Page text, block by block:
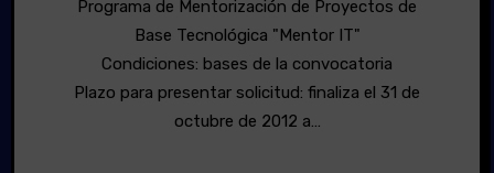
Programa de Mentorización de Proyectos de
Base Tecnológica "Mentor IT"
Condiciones: bases de la convocatoria
Plazo para presentar solicitud: finaliza el 31 de
octubre de 2012 a…